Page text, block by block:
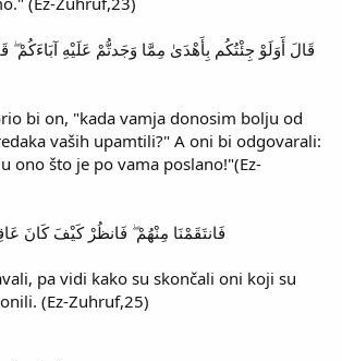
قَالَ أَوَلَوْ جِئْتُكُم بِأَهْدَىٰ مِمَّا وَجَدتُّمْ عَلَيْهِ آبَاءَكُمْ
bi on, "kada vamja donosim bolju od
vaših upamtili?" A oni bi odgovarali:
ono što je po vama poslano!"(Ez-
فَانتَقَمْنَا مِنْهُمْ ۖ فَانظُرْ كَيْفَ كَانَ عَاقِبَةُ
pa vidi kako su skončali oni koji su
(Ez-Zuhruf,25)